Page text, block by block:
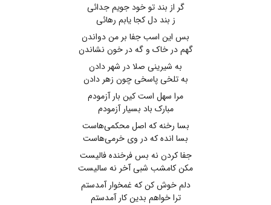
گر از بند تو خود جویم جدائی
ز بند دل کجا یابم رهائی
بس این اسب جفا بر من دواندن
گهم در خاک و گه در خون نشاندن
به شیرینی صلا در شهر دادن
به تلخی پاسخی چون زهر دادن
مرا سهل است کین بار آزمودم
مبارک باد بسیار آزمودم
بسا رخنه که اصل محکمی‌هاست
بسا انده که در وی خرمی‌هاست
جفا کردن نه بس فرخنده فالیست
مکن کامشب شبی آخر نه سالیست
دلم خوش کن که غمخوار آمدستم
ترا خواهم بدین کار آمدستم